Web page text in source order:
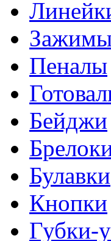
Пеналы
Бейджи
Булавки
Кнопки
Губки-